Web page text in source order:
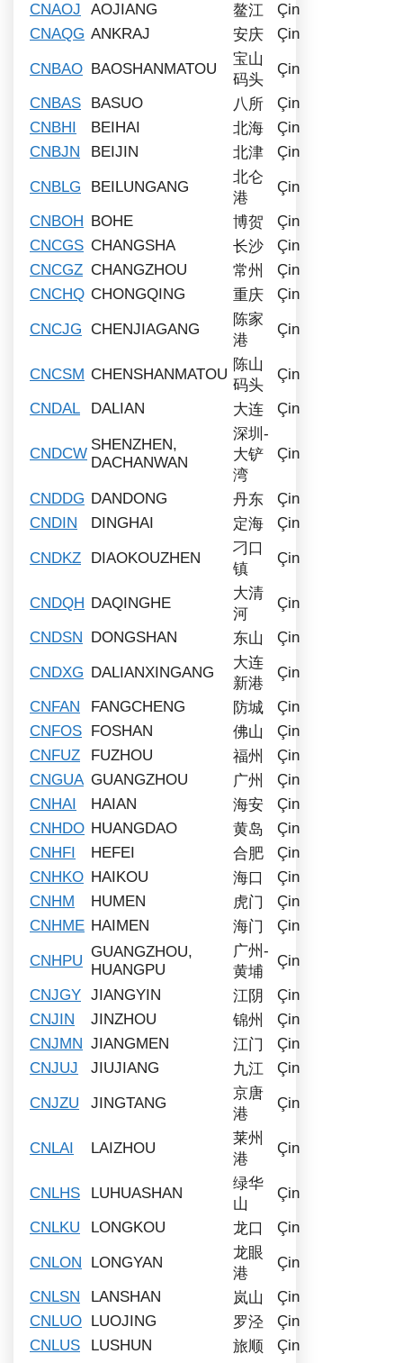
CNAOJ
AOJIANG 鳌江
Çin
CNAQG ANKRAJ 安庆 Çin
CNBAO BAOSHANMATOU
宝山
码头
Çin
CNBAS
BASUO 八所
Çin
CNBHI
BEIHAI 北海
Çin
CNBJN
BEIJIN 北津 Çin
CNBLG BEILUNGANG
北仑
港
Çin
CNBOH
BOHE 博贺
Çin
CNCGS CHANGSHA 长沙
Çin
CNCGZ CHANGZHOU 常州
Çin
CNCHQ CHONGQING 重庆 Çin
CNCJG CHENJIAGANG
陈家
港
Çin
CNCSM CHENSHANMATOU
陈山
码头
Çin
CNDAL
DALIAN 大连 Çin
CNDCW
SHENZHEN,
DACHANWAN
深圳-
大铲
湾
Çin
CNDDG DANDONG 丹东
Çin
CNDIN
DINGHAI 定海 Çin
CNDKZ DIAOKOUZHEN
刁口
镇
Çin
CNDQH DAQINGHE
大清
河
Çin
CNDSN
DONGSHAN 东山 Çin
CNDXG DALIANXINGANG
大连
新港
Çin
CNFAN
FANGCHENG 防城
Çin
CNFOS
FOSHAN 佛山
Çin
CNFUZ
FUZHOU 福州
Çin
CNGUA GUANGZHOU 广州
Çin
CNHAI
HAIAN 海安
Çin
CNHDO HUANGDAO 黄岛
Çin
CNHFI
HEFEI 合肥
Çin
CNHKO HAIKOU 海口
Çin
CNHM
HUMEN 虎门
Çin
CNHME HAIMEN 海门 Çin
CNHPU
GUANGZHOU,
HUANGPU
广州-
黄埔
Çin
CNJGY JIANGYIN 江阴
Çin
CNJIN
JINZHOU 锦州
Çin
CNJMN JIANGMEN 江门
Çin
CNJUJ
JIUJIANG 九江 Çin
CNJZU JINGTANG
京唐
港
Çin
CNLAI LAIZHOU
莱州
港
Çin
CNLHS LUHUASHAN
绿华
山
Çin
CNLKU
LONGKOU 龙口 Çin
CNLON LONGYAN
龙眼
港
Çin
CNLSN
LANSHAN 岚山
Çin
CNLUO
LUOJING 罗泾
Çin
CNLUS
LUSHUN 旅顺
Çin